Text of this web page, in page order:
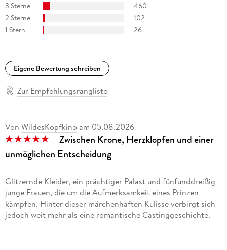
3 Sterne
460
2 Sterne
102
1 Stern
26
Eigene Bewertung schreiben
Zur Empfehlungsrangliste
Von WildesKopfkino am 05.08.2026
Zwischen Krone, Herzklopfen und einer
unmöglichen Entscheidung
Glitzernde Kleider, ein prächtiger Palast und fünfunddreißig
junge Frauen, die um die Aufmerksamkeit eines Prinzen
kämpfen. Hinter dieser märchenhaften Kulisse verbirgt sich
jedoch weit mehr als eine romantische Castinggeschichte.